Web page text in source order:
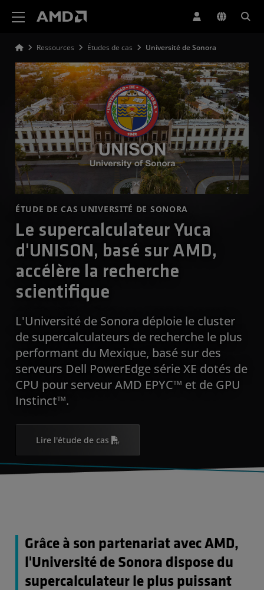
Ressources Études de cas Université de Sonora
ÉTUDE DE CAS UNIVERSITÉ DE SONORA
Le supercalculateur Yuca
d'UNISON, basé sur AMD,
accélère la recherche
scientifique
L'Université de Sonora déploie le cluster
de supercalculateurs de recherche le plus
performant du Mexique, basé sur des
serveurs Dell PowerEdge série XE dotés de
CPU pour serveur AMD EPYC™ et de GPU
Instinct™.
Lire l'étude de cas
Grâce à son partenariat avec AMD,
l'Université de Sonora dispose du
supercalculateur le plus puissant